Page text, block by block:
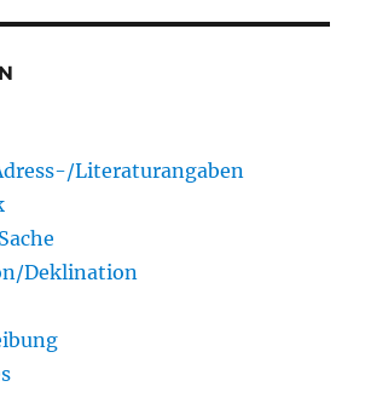
Literaturangaben
Deklination